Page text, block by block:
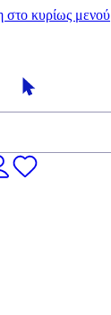
κυρίως μενού